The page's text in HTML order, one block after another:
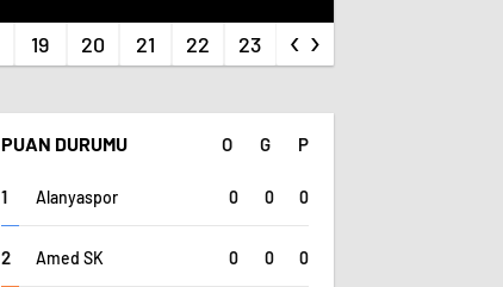
‹ ›
PUAN DURUMU O G P
Alanyaspor 0 0 0
Amed SK 0 0 0